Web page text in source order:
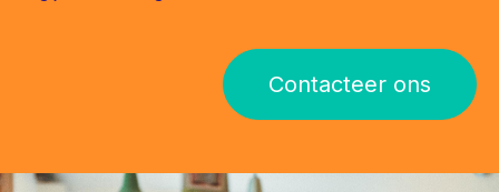
vertrouwden in 2024 reeds op onze